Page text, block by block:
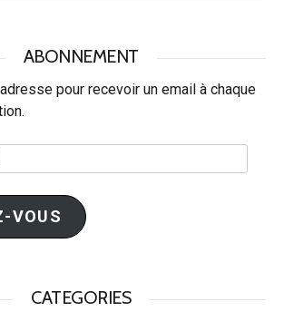
ABONNEMENT
pour recevoir un email à chaque
VOUS
CATEGORIES